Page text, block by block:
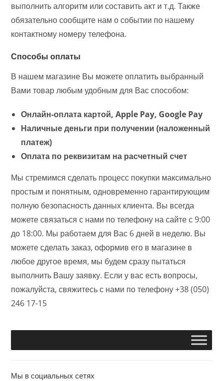
выполнить алгоритм или составить акт и т.д. Также
обязательно сообщите нам о событии по нашему
контактному номеру телефона.
Способы оплаты
В нашем магазине Вы можете оплатить выбранный
Вами товар любым удобным для Вас способом:
Онлайн-оплата картой, Apple Pay, Google Pay
Наличные деньги при получении (наложенный
платеж)
Оплата по реквизитам на расчетный счет
Мы стремимся сделать процесс покупки максимально
простым и понятным, одновременно гарантирующим
полную безопасность данных клиента. Вы всегда
можете связаться с нами по телефону на сайте с 9:00
до 18:00. Мы работаем для Вас 6 дней в неделю. Вы
можете сделать заказ, оформив его в магазине в
любое другое время, мы будем сразу пытаться
выполнить Вашу заявку. Если у вас есть вопросы,
пожалуйста, свяжитесь с нами по телефону +38 (050)
246 17-15
Мы в социальных сетях